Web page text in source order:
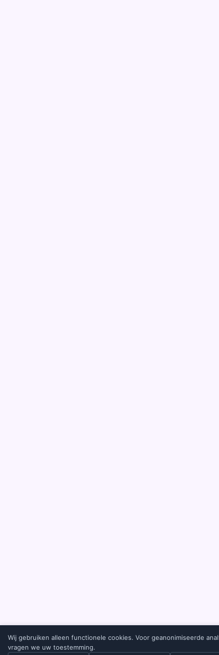
Wij gebruiken alleen functionele cookies. Voor geanonimiseerde
vragen we uw toestemming.